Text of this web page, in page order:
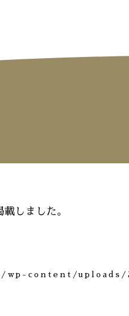
しました。
wp-content/uploads/